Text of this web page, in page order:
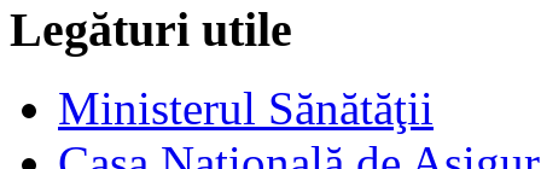
Legături utile
Ministerul Sănătăţii